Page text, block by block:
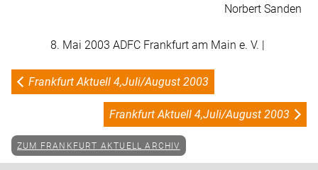
Norbert Sanden
8. Mai 2003 ADFC Frankfurt am Main e. V. |
Frankfurt Aktuell 4,Juli/August 2003
Frankfurt Aktuell 4,Juli/August 2003
ZUM FRANKFURT AKTUELL ARCHIV